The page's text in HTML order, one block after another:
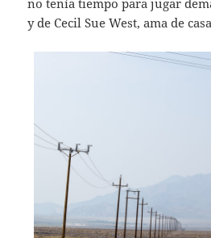
y de Cecil Sue West, ama de